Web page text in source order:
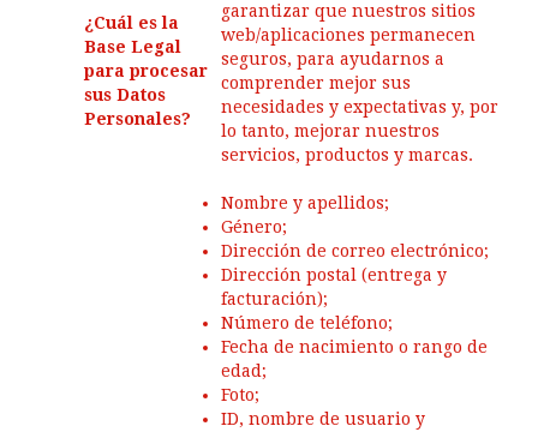
¿Cuál es la
Base Legal
para procesar
sus Datos
Personales?
garantizar que nuestros sitios
web/aplicaciones permanecen
seguros, para ayudarnos a
comprender mejor sus
necesidades y expectativas y, por
lo tanto, mejorar nuestros
servicios, productos y marcas.
Nombre y apellidos;
Género;
Dirección de correo electrónico;
Dirección postal (entrega y
facturación);
Número de teléfono;
Fecha de nacimiento o rango de
edad;
Foto;
ID, nombre de usuario y